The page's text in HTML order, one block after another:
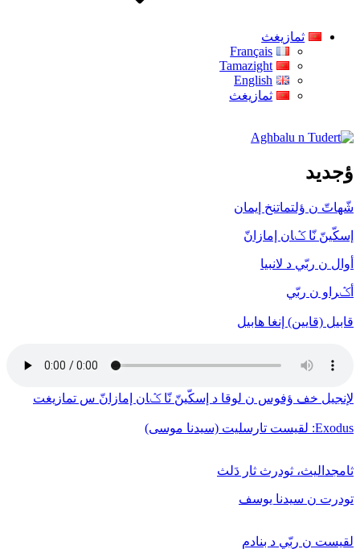
ثمازيغث
Français
Tamazight
English
ثمازيغث
Aghbalu n Tudert
ؤجديد
شّهاتّ ن ؤلتماتنخ إيمان
إسكّينّ نّا ݣان إمازانّ
أوال ن ربّي د لانبيا
أݣراو ن ربّي
قابيل (قايين) إنغا هابيل
لإنجيل خف ﺅفوس ن لوقا د إسكّينّ نّا ݣان إمازانّ س تمازيغت
Exodus: لقيست تارسليت (سيدنا موسى)
ثامجداليث، ثودرث ثار دَلث
تودرت ن سيدنا يوسف
لقيست ن ربّي د بنادم